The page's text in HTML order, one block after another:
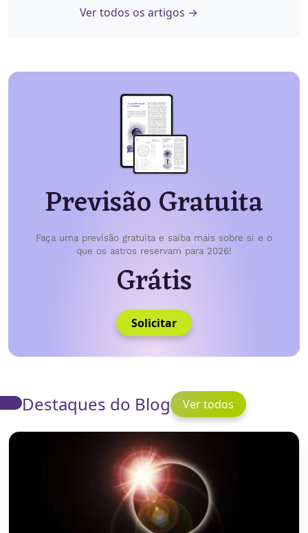
Ver todos os artigos →
Previsão Gratuita
Faça uma previsão gratuita e saiba mais sobre si e o
que os astros reservam para 2026!
Grátis
Solicitar
Destaques do Blog Ver todos